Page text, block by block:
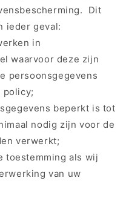
Dit
ieder geval:
in
waarvoor deze zijn
persoonsgegevens
policy;
beperkt is tot
nodig zijn voor de
verwerkt;
toestemming als wij
van uw